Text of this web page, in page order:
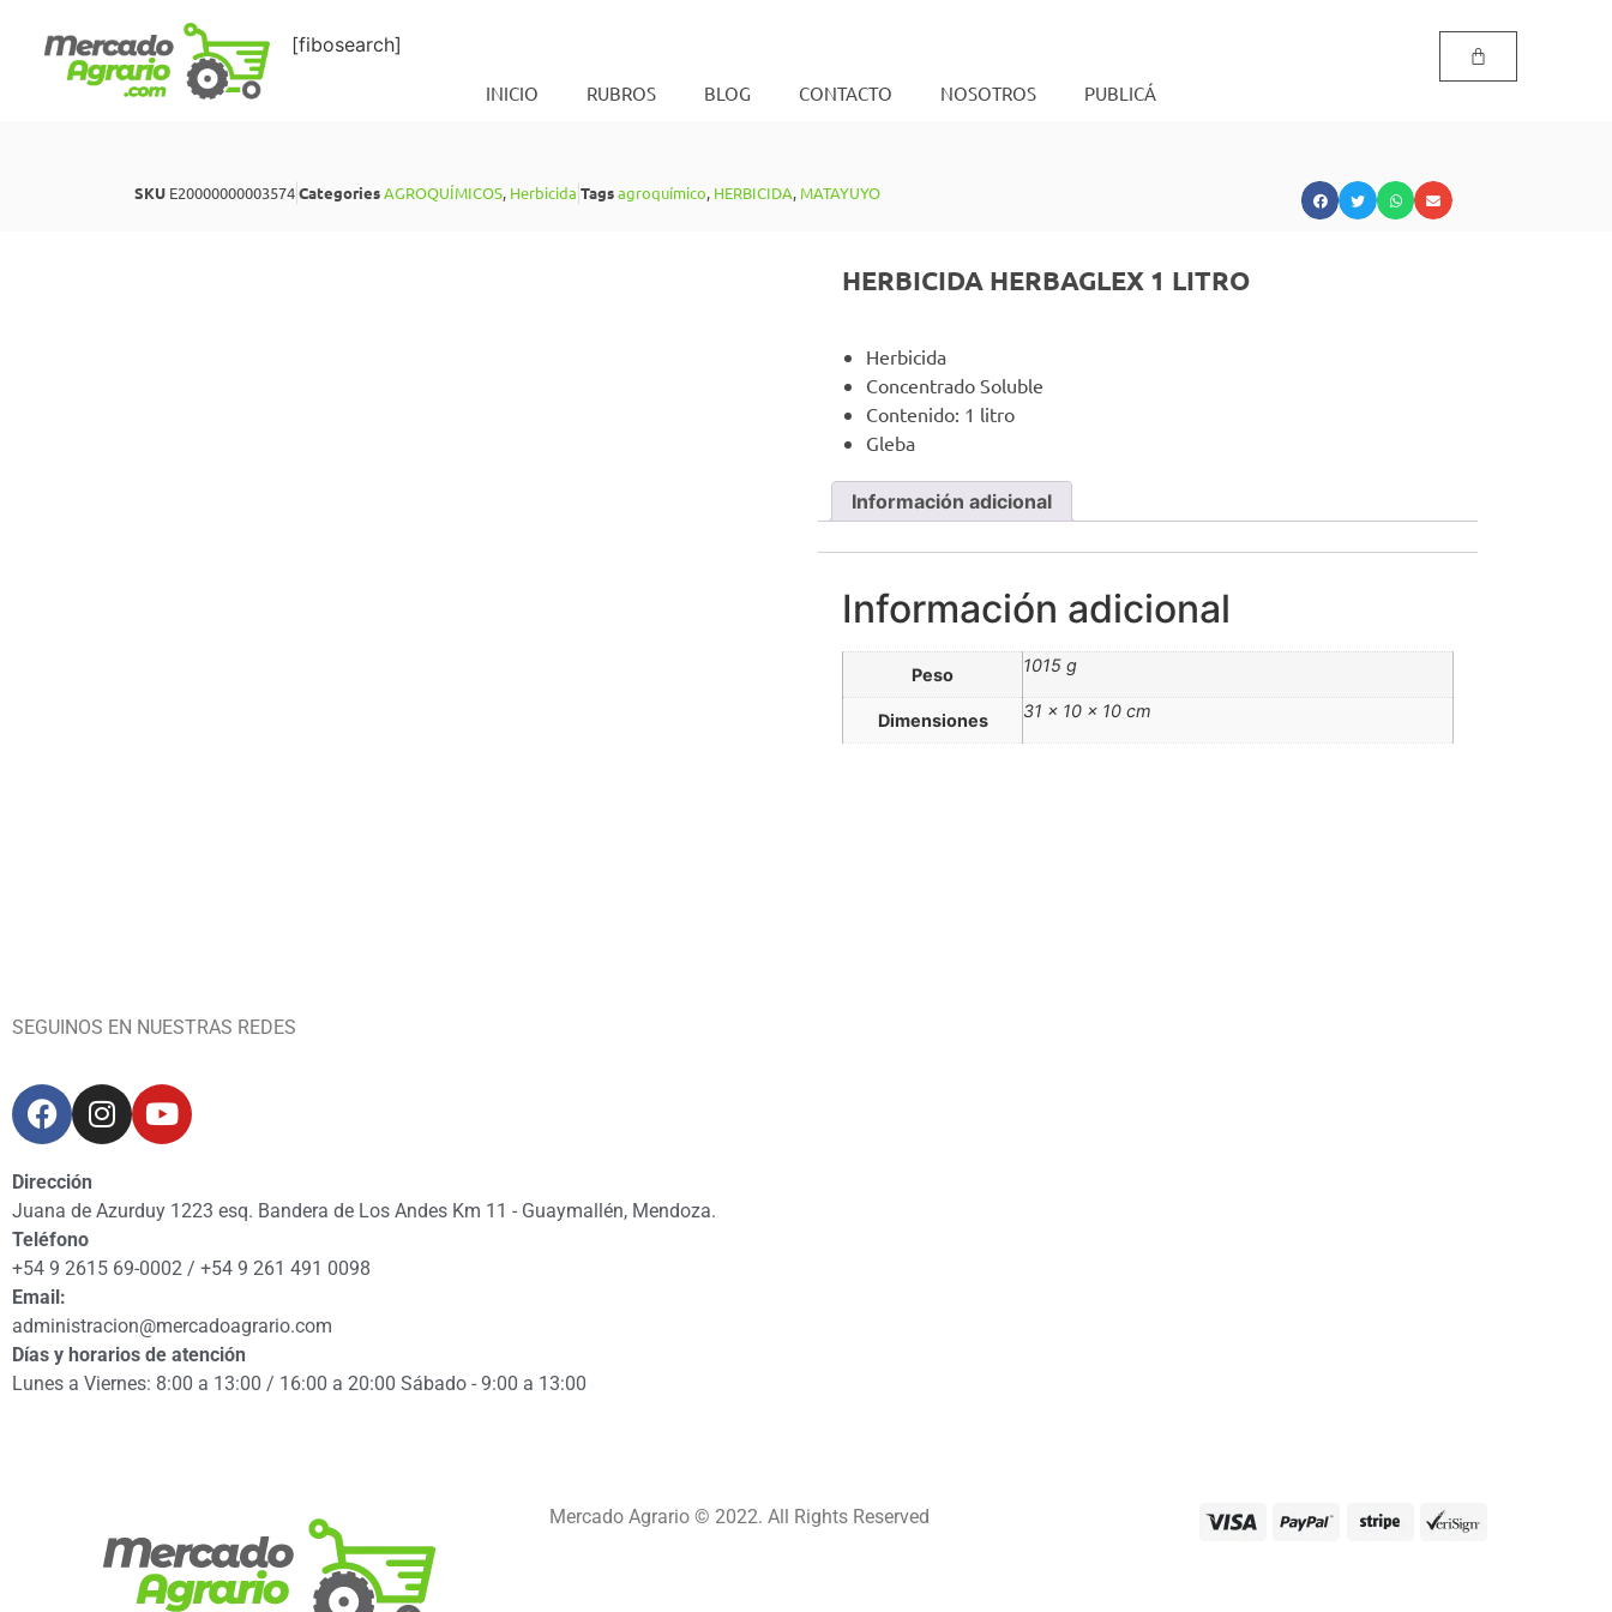
[fibosearch]
INICIO RUBROS BLOG CONTACTO NOSOTROS PUBLICÁ
SKU E20000000003574CategoriesAGROQUÍMICOS, Herbicida Tagsagroquímico, HERBICIDA, MATAYUYO
HERBICIDA HERBAGLEX 1 LITRO
Herbicida
Concentrado Soluble
Contenido: 1 litro
Gleba
Información adicional
Información adicional
Peso 1015 g
Dimensiones 31 × 10 × 10 cm
SEGUINOS EN NUESTRAS REDES
Dirección
Juana de Azurduy 1223 esq. Bandera de Los Andes Km 11 - Guaymallén, Mendoza.
Teléfono
+54 9 2615 69-0002 / +54 9 261 491 0098
Email:
administracion@mercadoagrario.com
Días y horarios de atención
Lunes a Viernes: 8:00 a 13:00 / 16:00 a 20:00 Sábado - 9:00 a 13:00
Mercado Agrario © 2022. All Rights Reserved